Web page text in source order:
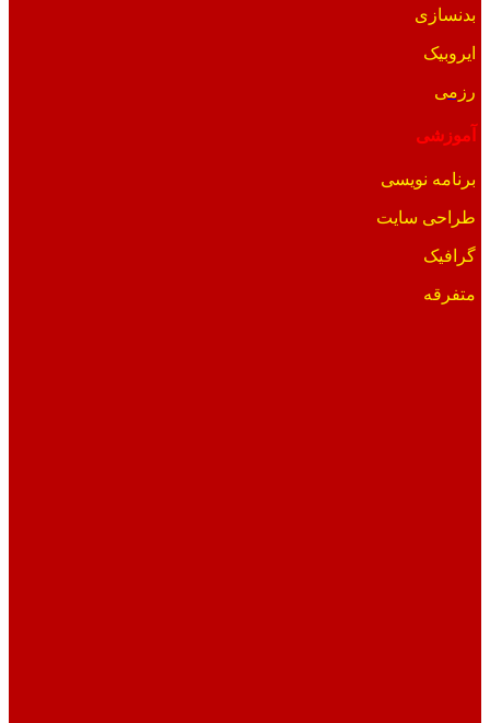
بدنسازی
ایروبیک
رزمی
آموزشی
برنامه نویسی
طراحی سایت
گرافیک
متفرقه